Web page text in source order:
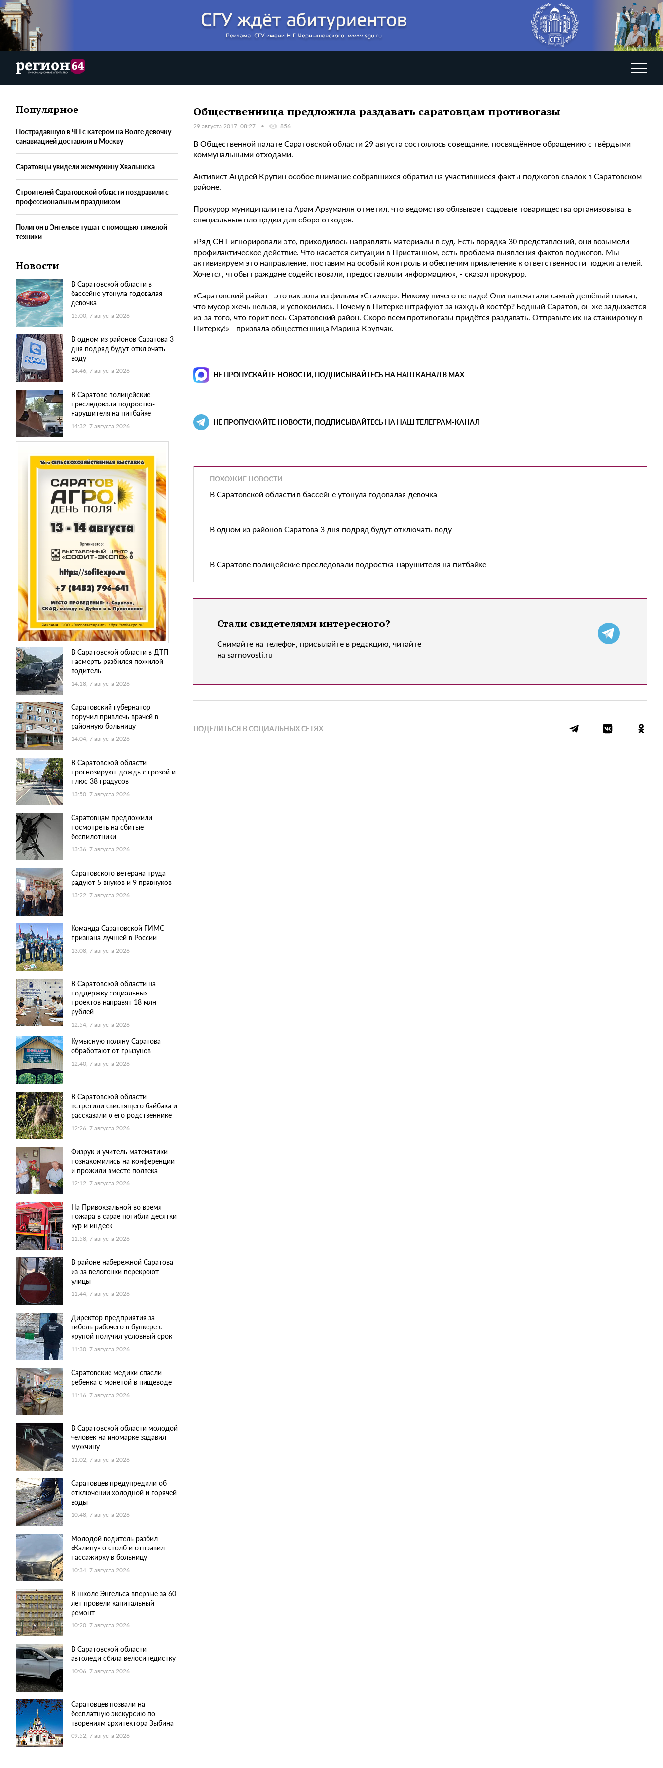
Популярное
Пострадавшую в ЧП с катером на Волге девочку
санавиацией доставили в Москву
Саратовцы увидели жемчужину Хвалынска
Строителей Саратовской области поздравили с
профессиональным праздником
Полигон в Энгельсе тушат с помощью тяжелой
техники
Новости
В Саратовской области в
бассейне утонула годовалая
девочка
15:00, 7 августа 2026
В одном из районов Саратова 3
дня подряд будут отключать
воду
14:46, 7 августа 2026
В Саратове полицейские
преследовали подростка-
нарушителя на питбайке
14:32, 7 августа 2026
В Саратовской области в ДТП
насмерть разбился пожилой
водитель
14:18, 7 августа 2026
Саратовский губернатор
поручил привлечь врачей в
районную больницу
14:04, 7 августа 2026
В Саратовской области
прогнозируют дождь с грозой и
плюс 38 градусов
13:50, 7 августа 2026
Саратовцам предложили
посмотреть на сбитые
беспилотники
13:36, 7 августа 2026
Саратовского ветерана труда
радуют 5 внуков и 9 правнуков
13:22, 7 августа 2026
Команда Саратовской ГИМС
признана лучшей в России
13:08, 7 августа 2026
В Саратовской области на
поддержку социальных
проектов направят 18 млн
рублей
12:54, 7 августа 2026
Кумысную поляну Саратова
обработают от грызунов
12:40, 7 августа 2026
В Саратовской области
встретили свистящего байбака и
рассказали о его родственнике
12:26, 7 августа 2026
Физрук и учитель математики
познакомились на конференции
и прожили вместе полвека
12:12, 7 августа 2026
На Привокзальной во время
пожара в сарае погибли десятки
кур и индеек
11:58, 7 августа 2026
В районе набережной Саратова
из-за велогонки перекроют
улицы
11:44, 7 августа 2026
Директор предприятия за
гибель рабочего в бункере с
крупой получил условный срок
11:30, 7 августа 2026
Саратовские медики спасли
ребенка с монетой в пищеводе
11:16, 7 августа 2026
В Саратовской области молодой
человек на иномарке задавил
мужчину
11:02, 7 августа 2026
Саратовцев предупредили об
отключении холодной и горячей
воды
10:48, 7 августа 2026
Молодой водитель разбил
«Калину» о столб и отправил
пассажирку в больницу
10:34, 7 августа 2026
В школе Энгельса впервые за 60
лет провели капитальный
ремонт
10:20, 7 августа 2026
В Саратовской области
автоледи сбила велосипедистку
10:06, 7 августа 2026
Саратовцев позвали на
бесплатную экскурсию по
творениям архитектора Зыбина
09:52, 7 августа 2026
Общественница предложила раздавать саратовцам противогазы
29 августа 2017, 08:27 856
В Общественной палате Саратовской области 29 августа состоялось совещание, посвящённое обращению с твёрдыми
коммунальными отходами.
Активист Андрей Крупин особое внимание собравшихся обратил на участившиеся факты поджогов свалок в Саратовском
районе.
Прокурор муниципалитета Арам Арзуманян отметил, что ведомство обязывает садовые товарищества организовывать
специальные площадки для сбора отходов.
«Ряд СНТ игнорировали это, приходилось направлять материалы в суд. Есть порядка 30 представлений, они возымели
профилактическое действие. Что касается ситуации в Пристанном, есть проблема выявления фактов поджогов. Мы
активизируем это направление, поставим на особый контроль и обеспечим привлечение к ответственности поджигателей.
Хочется, чтобы граждане содействовали, предоставляли информацию», - сказал прокурор.
«Саратовский район - это как зона из фильма «Сталкер». Никому ничего не надо! Они напечатали самый дешёвый плакат,
что мусор жечь нельзя, и успокоились. Почему в Питерке штрафуют за каждый костёр? Бедный Саратов, он же задыхается
из-за того, что горит весь Саратовский район. Скоро всем противогазы придётся раздавать. Отправьте их на стажировку в
Питерку!» - призвала общественница Марина Крупчак.
НЕ ПРОПУСКАЙТЕ НОВОСТИ, ПОДПИСЫВАЙТЕСЬ НА НАШ КАНАЛ В MAX
НЕ ПРОПУСКАЙТЕ НОВОСТИ, ПОДПИСЫВАЙТЕСЬ НА НАШ ТЕЛЕГРАМ-КАНАЛ
ПОХОЖИЕ НОВОСТИ
В Саратовской области в бассейне утонула годовалая девочка
В одном из районов Саратова 3 дня подряд будут отключать воду
В Саратове полицейские преследовали подростка-нарушителя на питбайке
Стали свидетелями интересного?
Снимайте на телефон, присылайте в редакцию, читайте
на sarnovosti.ru
ПОДЕЛИТЬСЯ В СОЦИАЛЬНЫХ СЕТЯХ